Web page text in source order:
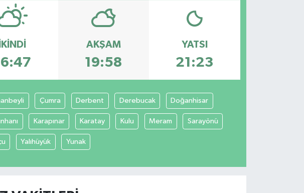
İKINDI AKŞAM
19:58
YATSI
21:23
Çumra Derbent Derebucak Doğanhisar
Karapınar Karatay Kulu Meram Sarayönü
Yalıhüyük Yunak